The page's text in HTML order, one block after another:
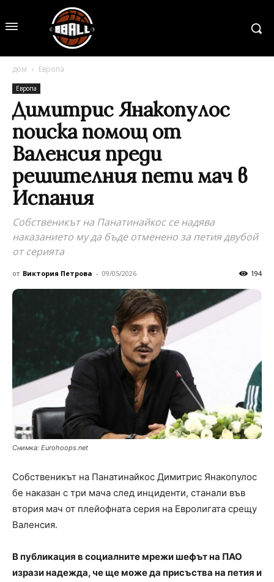
дом Европа
Европа
Димитрис Янакопулос
поиска помощ от
Валенсия преди
решителния пети мач в
Испания
Собственикът на Панатинайкос се надява
наказанието му да бъде отменено за петия двубой
от серията
от Виктория Петрова - 09/05/2026 194
Снимка: Eurohoops.net
Собственикът на Панатинайкос Димитрис Янакопулос
бе наказан с три мача след инциденти, станали във
втория мач от плейофната серия на Евролигата срещу
Валенсия.
В публикация в социалните мрежи шефът на ПАО
изрази надежда, че ще може да присъства на петия и